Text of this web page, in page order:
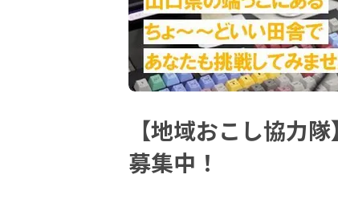
【地域おこし協力
募集中！